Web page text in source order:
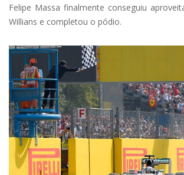
Felipe Massa finalmente conseguiu
Willians e completou o pódio.